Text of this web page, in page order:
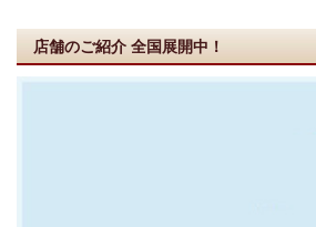
店舗のご紹介 全国展開中！